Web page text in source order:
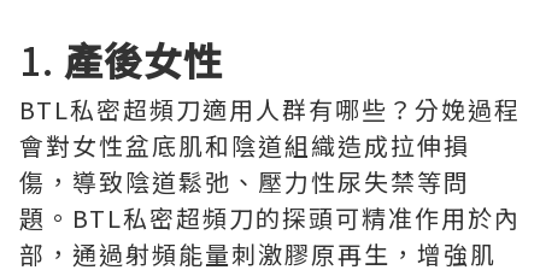
1. 產後女性
BTL私密超頻刀適用人群有哪些？分娩過程
會對女性盆底肌和陰道組織造成拉伸損
傷，導致陰道鬆弛、壓力性尿失禁等問
題。BTL私密超頻刀的探頭可精准作用於內
部，通過射頻能量刺激膠原再生，增強肌